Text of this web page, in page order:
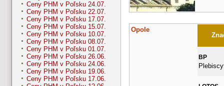
Ceny PHM v Poľsku 24.07.
Ceny PHM v Poľsku 22.07.
Ceny PHM v Poľsku 17.07.
Ceny PHM v Poľsku 15.07.
Ceny PHM v Poľsku 10.07.
Ceny PHM v Poľsku 08.07.
Ceny PHM v Poľsku 01.07.
Ceny PHM v Poľsku 26.06.
Ceny PHM v Poľsku 24.06.
Ceny PHM v Poľsku 19.06.
Ceny PHM v Poľsku 17.06.
Opole
BP